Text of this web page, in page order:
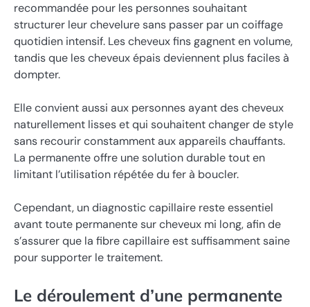
recommandée pour les personnes souhaitant
structurer leur chevelure sans passer par un coiffage
quotidien intensif. Les cheveux fins gagnent en volume,
tandis que les cheveux épais deviennent plus faciles à
dompter.
Elle convient aussi aux personnes ayant des cheveux
naturellement lisses et qui souhaitent changer de style
sans recourir constamment aux appareils chauffants.
La permanente offre une solution durable tout en
limitant l’utilisation répétée du fer à boucler.
Cependant, un diagnostic capillaire reste essentiel
avant toute permanente sur cheveux mi long, afin de
s’assurer que la fibre capillaire est suffisamment saine
pour supporter le traitement.
Le déroulement d’une permanente